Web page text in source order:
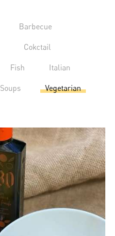
Barbecue
Cokctail
Fish Italian
Soups Vegetarian